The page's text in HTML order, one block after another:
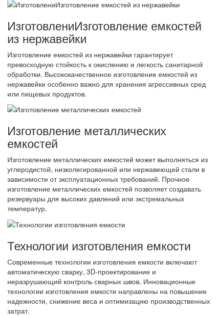
ИзготовлениИзготовление емкостей
из нержавейки
Изготовление емкостей из нержавейки гарантирует
превосходную стойкость к окислению и легкость санитарной
обработки. Высококачественное изготовление емкостей из
нержавейки особенно важно для хранения агрессивных сред
или пищевых продуктов.
Изготовление металлических
емкостей
Изготовление металлических емкостей может выполняться из
углеродистой, низколегированной или нержавеющей стали в
зависимости от эксплуатационных требований. Прочное
изготовление металлических емкостей позволяет создавать
резервуары для высоких давлений или экстремальных
температур.
Технологии изготовления емкости
Современные технологии изготовления емкости включают
автоматическую сварку, 3D-проектирование и
неразрушающий контроль сварных швов. Инновационные
технологии изготовления емкости направлены на повышение
надежности, снижение веса и оптимизацию производственных
затрат.